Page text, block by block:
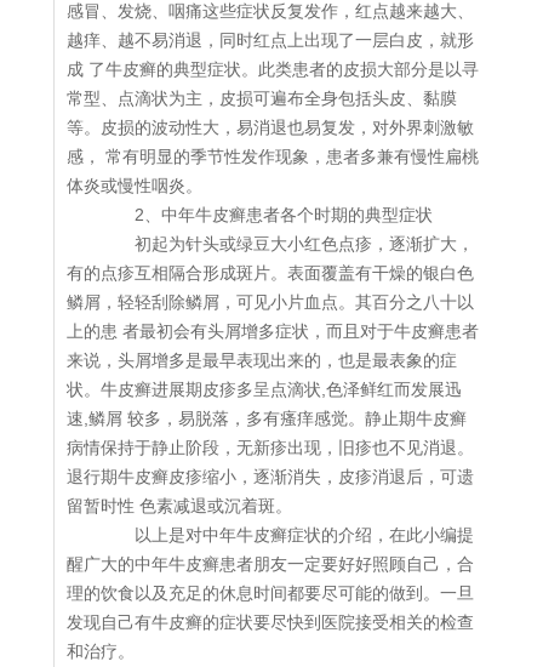
感冒、发烧、咽痛这些症状反复发作，红点越来越大、
越痒、越不易消退，同时红点上出现了一层白皮，就形
成 了牛皮癣的典型症状。此类患者的皮损大部分是以寻
常型、点滴状为主，皮损可遍布全身包括头皮、黏膜
等。皮损的波动性大，易消退也易复发，对外界刺激敏
感， 常有明显的季节性发作现象，患者多兼有慢性扁桃
体炎或慢性咽炎。
2、中年牛皮癣患者各个时期的典型症状
初起为针头或绿豆大小红色点疹，逐渐扩大，
有的点疹互相隔合形成斑片。表面覆盖有干燥的银白色
鳞屑，轻轻刮除鳞屑，可见小片血点。其百分之八十以
上的患 者最初会有头屑增多症状，而且对于牛皮癣患者
来说，头屑增多是最早表现出来的，也是最表象的症
状。牛皮癣进展期皮疹多呈点滴状,色泽鲜红而发展迅
速,鳞屑 较多，易脱落，多有瘙痒感觉。静止期牛皮癣
病情保持于静止阶段，无新疹出现，旧疹也不见消退。
退行期牛皮癣皮疹缩小，逐渐消失，皮疹消退后，可遗
留暂时性 色素减退或沉着斑。
以上是对中年牛皮癣症状的介绍，在此小编提
醒广大的中年牛皮癣患者朋友一定要好好照顾自己，合
理的饮食以及充足的休息时间都要尽可能的做到。一旦
发现自己有牛皮癣的症状要尽快到医院接受相关的检查
和治疗。